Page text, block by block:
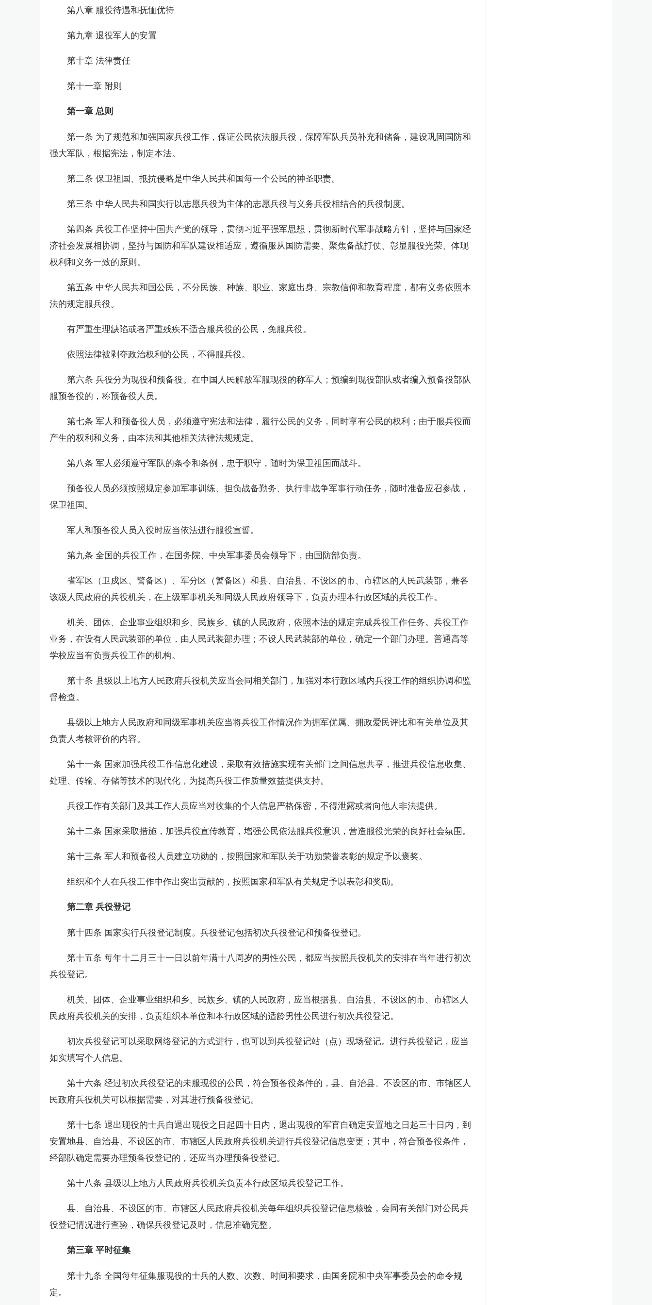
第八章 服役待遇和抚恤优待
第九章 退役军人的安置
第十章 法律责任
第十一章 附则
第一章 总则
第一条 为了规范和加强国家兵役工作，保证公民依法服兵役，保障军队兵员补充和储备，建设巩固国防和
强大军队，根据宪法，制定本法。
第二条 保卫祖国、抵抗侵略是中华人民共和国每一个公民的神圣职责。
第三条 中华人民共和国实行以志愿兵役为主体的志愿兵役与义务兵役相结合的兵役制度。
第四条 兵役工作坚持中国共产党的领导，贯彻习近平强军思想，贯彻新时代军事战略方针，坚持与国家经
济社会发展相协调，坚持与国防和军队建设相适应，遵循服从国防需要、聚焦备战打仗、彰显服役光荣、体现
权利和义务一致的原则。
第五条 中华人民共和国公民，不分民族、种族、职业、家庭出身、宗教信仰和教育程度，都有义务依照本
法的规定服兵役。
有严重生理缺陷或者严重残疾不适合服兵役的公民，免服兵役。
依照法律被剥夺政治权利的公民，不得服兵役。
第六条 兵役分为现役和预备役。在中国人民解放军服现役的称军人；预编到现役部队或者编入预备役部队
服预备役的，称预备役人员。
第七条 军人和预备役人员，必须遵守宪法和法律，履行公民的义务，同时享有公民的权利；由于服兵役而
产生的权利和义务，由本法和其他相关法律法规规定。
第八条 军人必须遵守军队的条令和条例，忠于职守，随时为保卫祖国而战斗。
预备役人员必须按照规定参加军事训练、担负战备勤务、执行非战争军事行动任务，随时准备应召参战，
保卫祖国。
军人和预备役人员入役时应当依法进行服役宣誓。
第九条 全国的兵役工作，在国务院、中央军事委员会领导下，由国防部负责。
省军区（卫戍区、警备区）、军分区（警备区）和县、自治县、不设区的市、市辖区的人民武装部，兼各
该级人民政府的兵役机关，在上级军事机关和同级人民政府领导下，负责办理本行政区域的兵役工作。
机关、团体、企业事业组织和乡、民族乡、镇的人民政府，依照本法的规定完成兵役工作任务。兵役工作
业务，在设有人民武装部的单位，由人民武装部办理；不设人民武装部的单位，确定一个部门办理。普通高等
学校应当有负责兵役工作的机构。
第十条 县级以上地方人民政府兵役机关应当会同相关部门，加强对本行政区域内兵役工作的组织协调和监
督检查。
县级以上地方人民政府和同级军事机关应当将兵役工作情况作为拥军优属、拥政爱民评比和有关单位及其
负责人考核评价的内容。
第十一条 国家加强兵役工作信息化建设，采取有效措施实现有关部门之间信息共享，推进兵役信息收集、
处理、传输、存储等技术的现代化，为提高兵役工作质量效益提供支持。
兵役工作有关部门及其工作人员应当对收集的个人信息严格保密，不得泄露或者向他人非法提供。
第十二条 国家采取措施，加强兵役宣传教育，增强公民依法服兵役意识，营造服役光荣的良好社会氛围。
第十三条 军人和预备役人员建立功勋的，按照国家和军队关于功勋荣誉表彰的规定予以褒奖。
组织和个人在兵役工作中作出突出贡献的，按照国家和军队有关规定予以表彰和奖励。
第二章 兵役登记
第十四条 国家实行兵役登记制度。兵役登记包括初次兵役登记和预备役登记。
第十五条 每年十二月三十一日以前年满十八周岁的男性公民，都应当按照兵役机关的安排在当年进行初次
兵役登记。
机关、团体、企业事业组织和乡、民族乡、镇的人民政府，应当根据县、自治县、不设区的市、市辖区人
民政府兵役机关的安排，负责组织本单位和本行政区域的适龄男性公民进行初次兵役登记。
初次兵役登记可以采取网络登记的方式进行，也可以到兵役登记站（点）现场登记。进行兵役登记，应当
如实填写个人信息。
第十六条 经过初次兵役登记的未服现役的公民，符合预备役条件的，县、自治县、不设区的市、市辖区人
民政府兵役机关可以根据需要，对其进行预备役登记。
第十七条 退出现役的士兵自退出现役之日起四十日内，退出现役的军官自确定安置地之日起三十日内，到
安置地县、自治县、不设区的市、市辖区人民政府兵役机关进行兵役登记信息变更；其中，符合预备役条件，
经部队确定需要办理预备役登记的，还应当办理预备役登记。
第十八条 县级以上地方人民政府兵役机关负责本行政区域兵役登记工作。
县、自治县、不设区的市、市辖区人民政府兵役机关每年组织兵役登记信息核验，会同有关部门对公民兵
役登记情况进行查验，确保兵役登记及时，信息准确完整。
第三章 平时征集
第十九条 全国每年征集服现役的士兵的人数、次数、时间和要求，由国务院和中央军事委员会的命令规
定。